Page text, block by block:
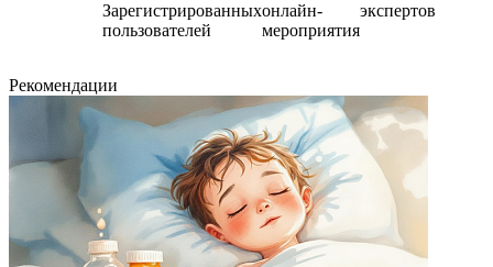
Зарегистрированных
пользователей
онлайн-
мероприятия
экспертов
Рекомендации